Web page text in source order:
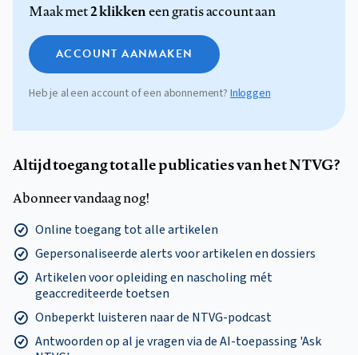
Maak met2 klikkeneen gratis account aan
ACCOUNT AANMAKEN
Heb je al een account of een abonnement?Inloggen
Altijd toegang tot alle publicaties van het NTVG?
Abonneer vandaag nog!
Online toegang tot alle artikelen
Gepersonaliseerde alerts voor artikelen en dossiers
Artikelen voor opleiding en nascholing mét
geaccrediteerde toetsen
Onbeperkt luisteren naar de NTVG-podcast
Antwoorden op al je vragen via de AI-toepassing 'Ask